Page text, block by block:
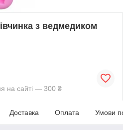
з ведмедиком
на сайті — 300 ₴
Доставка Оплата Умови